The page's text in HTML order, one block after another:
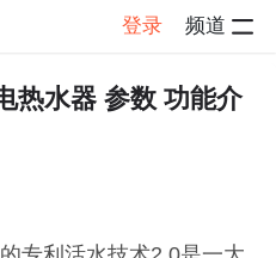
登录 频道
热水器 参数 功能介